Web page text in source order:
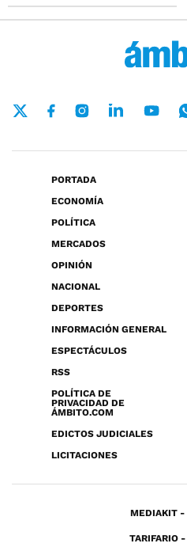
PORTADA
ECONOMÍA
POLÍTICA
MERCADOS
OPINIÓN
NACIONAL
DEPORTES
INFORMACIÓN GENERAL
ESPECTÁCULOS
RSS
POLÍTICA DE
PRIVACIDAD DE
ÁMBITO.COM
EDICTOS JUDICIALES
LICITACIONES
MEDIAKIT
TARIFARIO